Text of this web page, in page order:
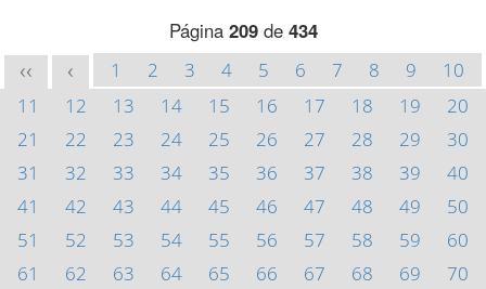
Página 209de 434
<< < 1 2 3 4 5 6 7 8 9
10
11
12 13 14 15 16 17 18 19
20
21
22 23 24 25 26 27 28 29
30
31
32 33 34 35 36 37 38 39
40
41
42 43 44 45 46 47 48 49
50
51
52 53 54 55 56 57 58 59
60
61
62 63 64 65 66 67 68 69
70